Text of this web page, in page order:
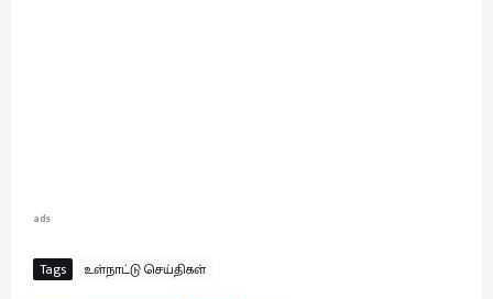
ads
Tags உள்நாட்டு செய்திகள்